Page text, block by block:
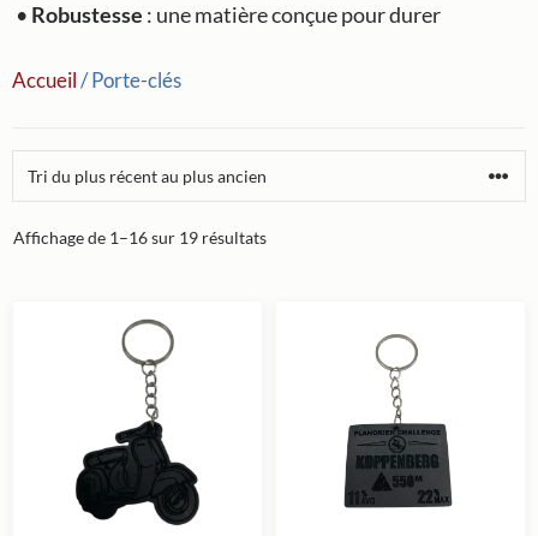
• Robustesse : une matière conçue pour durer
Accueil/ Porte-clés
Affichage de 1–16 sur 19 résultatsTrié